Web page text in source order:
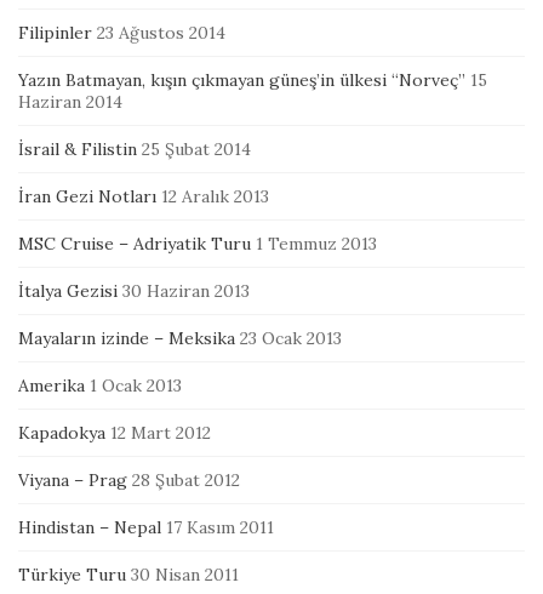
Filipinler 23 Ağustos 2014
Yazın Batmayan, kışın çıkmayan güneş’in ülkesi “Norveç” 15
Haziran 2014
İsrail & Filistin 25 Şubat 2014
İran Gezi Notları 12 Aralık 2013
MSC Cruise – Adriyatik Turu 1 Temmuz 2013
İtalya Gezisi 30 Haziran 2013
Mayaların izinde – Meksika 23 Ocak 2013
Amerika 1 Ocak 2013
Kapadokya 12 Mart 2012
Viyana – Prag 28 Şubat 2012
Hindistan – Nepal 17 Kasım 2011
Türkiye Turu 30 Nisan 2011